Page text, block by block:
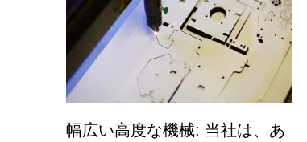
幅広い高度な機械: 当社は、あ